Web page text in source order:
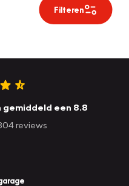
Filteren
gemiddeld een 8.8
reviews